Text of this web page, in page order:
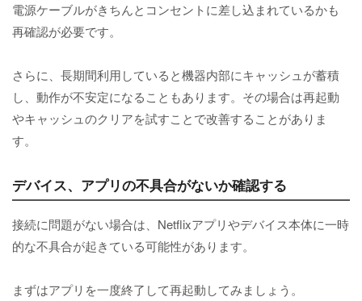
電源ケーブルがきちんとコンセントに差し込まれているかも
再確認が必要です。
さらに、長期間利用していると機器内部にキャッシュが蓄積
し、動作が不安定になることもあります。その場合は再起動
やキャッシュのクリアを試すことで改善することがありま
す。
デバイス、アプリの不具合がないか確認する
接続に問題がない場合は、Netflixアプリやデバイス本体に一時
的な不具合が起きている可能性があります。
まずはアプリを一度終了して再起動してみましょう。